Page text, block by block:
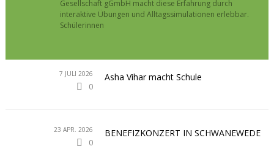
Gesellschaft gGmbH macht diese Erfahrung durch
interaktive Übungen und Alltagssimulationen erlebbar.
Schülerinnen
7 JULI 2026
0
Asha Vihar macht Schule
23 APR. 2026
0
BENEFIZKONZERT IN SCHWANEWEDE